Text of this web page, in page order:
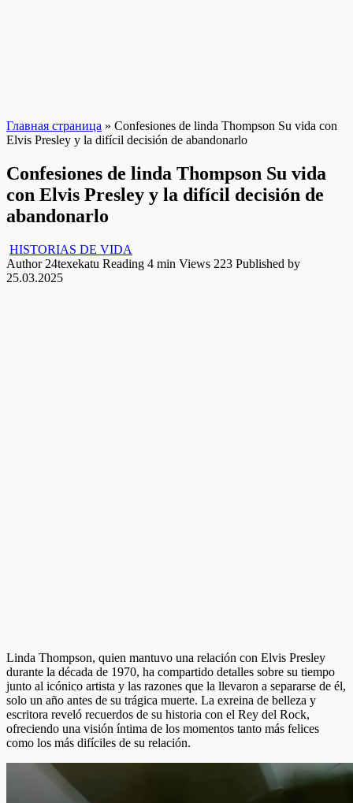
Главная страница » Confesiones de linda Thompson Su vida con
Elvis Presley y la difícil decisión de abandonarlo
Confesiones de linda Thompson Su vida
con Elvis Presley y la difícil decisión de
abandonarlo
HISTORIAS DE VIDA
Author 24texekatu Reading 4 min Views 223 Published by
25.03.2025
Linda Thompson, quien mantuvo una relación con Elvis Presley
durante la década de 1970, ha compartido detalles sobre su tiempo
junto al icónico artista y las razones que la llevaron a separarse de él,
solo un año antes de su trágica muerte. La exreina de belleza y
escritora reveló recuerdos de su historia con el Rey del Rock,
ofreciendo una visión íntima de los momentos tanto más felices
como los más difíciles de su relación.